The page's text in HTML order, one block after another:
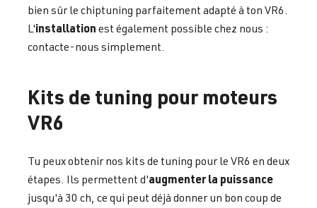
bien sûr le chiptuning parfaitement adapté à ton VR6.
L'installation est également possible chez nous :
contacte-nous simplement.
Kits de tuning pour moteurs
VR6
Tu peux obtenir nos kits de tuning pour le VR6 en deux
étapes. Ils permettent d'augmenter la puissance
jusqu'à 30 ch, ce qui peut déjà donner un bon coup de